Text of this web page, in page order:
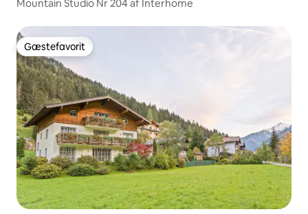
Mountain Studio Nr 204 af Interhome
Gæstefavorit
Gæstefavorit